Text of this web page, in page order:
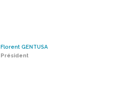
Florent GENTUSA
Président